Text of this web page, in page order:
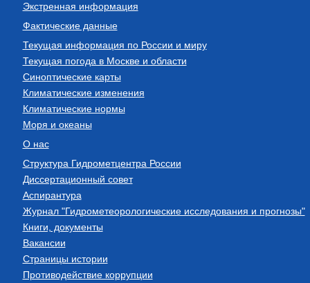
Экстренная информация
Фактические данные
Текущая информация по России и миру
Текущая погода в Москве и области
Синоптические карты
Климатические изменения
Климатические нормы
Моря и океаны
О нас
Структура Гидрометцентра России
Диссертационный совет
Аспирантура
Журнал "Гидрометеорологические исследования и прогнозы"
Книги, документы
Вакансии
Страницы истории
Противодействие коррупции